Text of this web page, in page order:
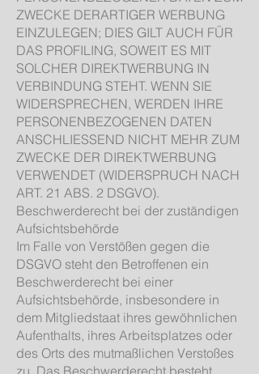
ZWECKE DERARTIGER WERBUNG
EINZULEGEN; DIES GILT AUCH FÜR
DAS PROFILING, SOWEIT ES MIT
SOLCHER DIREKTWERBUNG IN
VERBINDUNG STEHT. WENN SIE
WIDERSPRECHEN, WERDEN IHRE
PERSONENBEZOGENEN DATEN
ANSCHLIESSEND NICHT MEHR ZUM
ZWECKE DER DIREKTWERBUNG
VERWENDET (WIDERSPRUCH NACH
ART. 21 ABS. 2 DSGVO).
Beschwerderecht bei der zuständigen
Aufsichtsbehörde
Im Falle von Verstößen gegen die
DSGVO steht den Betroffenen ein
Beschwerderecht bei einer
Aufsichtsbehörde, insbesondere in
dem Mitgliedstaat ihres gewöhnlichen
Aufenthalts, ihres Arbeitsplatzes oder
des Orts des mutmaßlichen Verstoßes
zu. Das Beschwerderecht besteht